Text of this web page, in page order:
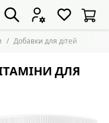
Добавки для дітей
ДЛЯ